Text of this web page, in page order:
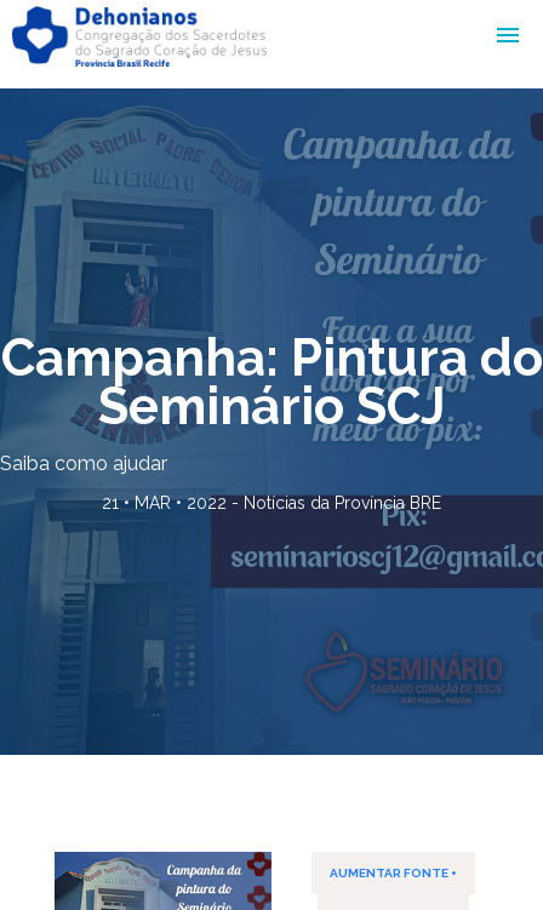
Campanha: Pintura do
Seminário SCJ
Saiba como ajudar
21 • MAR • 2022 - Notícias da Província BRE
AUMENTAR FONTE +